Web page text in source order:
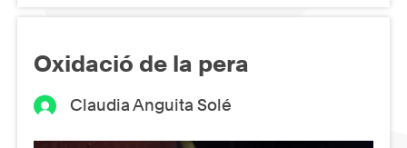
Oxidació de la pera
Claudia Anguita Solé